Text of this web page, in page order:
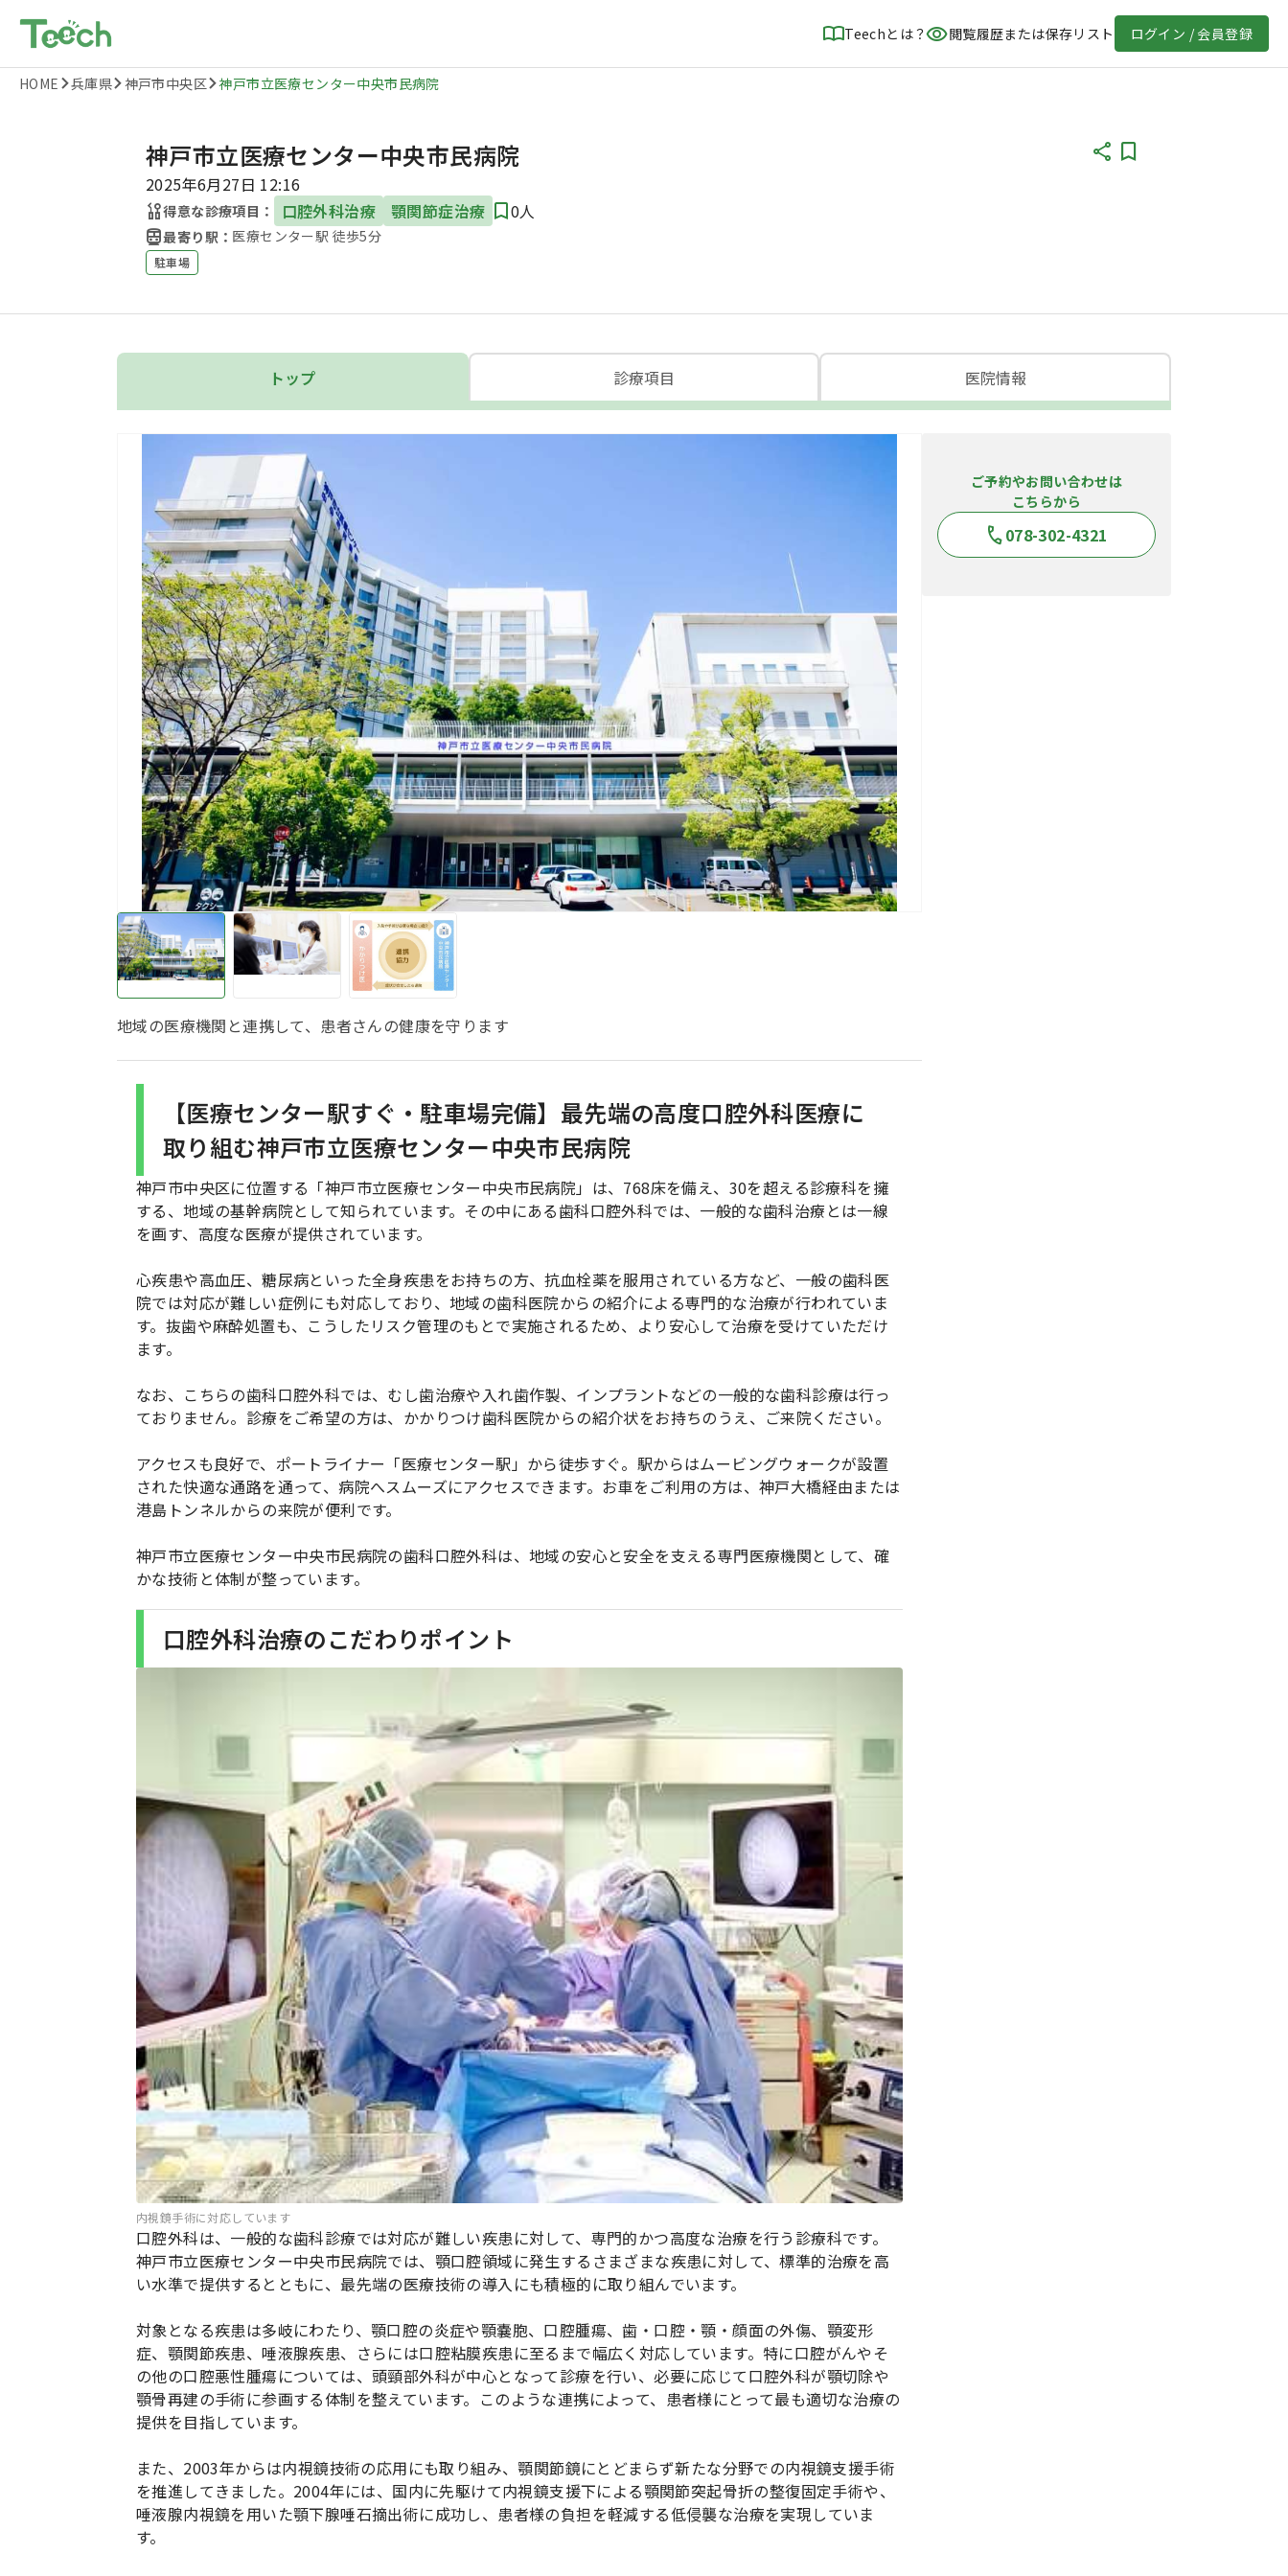
Teechとは？ 閲覧履歴または保存リスト ログイン / 会員登録
HOME 兵庫県 神戸市中央区 神戸市立医療センター中央市民病院
神戸市立医療センター中央市民病院
2025年6月27日 12:16
得意な診療項目： 口腔外科治療 顎関節症治療 0人
最寄り駅： 医療センター駅 徒歩5分
駐車場
トップ 診療項目 医院情報
地域の医療機関と連携して、患者さんの健康を守ります
【医療センター駅すぐ・駐車場完備】最先端の高度口腔外科医療に
取り組む神戸市立医療センター中央市民病院
神戸市中央区に位置する「神戸市立医療センター中央市民病院」は、768床を備え、30を超える診療科を擁
する、地域の基幹病院として知られています。その中にある歯科口腔外科では、一般的な歯科治療とは一線
を画す、高度な医療が提供されています。
心疾患や高血圧、糖尿病といった全身疾患をお持ちの方、抗血栓薬を服用されている方など、一般の歯科医
院では対応が難しい症例にも対応しており、地域の歯科医院からの紹介による専門的な治療が行われていま
す。抜歯や麻酔処置も、こうしたリスク管理のもとで実施されるため、より安心して治療を受けていただけ
ます。
なお、こちらの歯科口腔外科では、むし歯治療や入れ歯作製、インプラントなどの一般的な歯科診療は行っ
ておりません。診療をご希望の方は、かかりつけ歯科医院からの紹介状をお持ちのうえ、ご来院ください。
アクセスも良好で、ポートライナー「医療センター駅」から徒歩すぐ。駅からはムービングウォークが設置
された快適な通路を通って、病院へスムーズにアクセスできます。お車をご利用の方は、神戸大橋経由または
港島トンネルからの来院が便利です。
神戸市立医療センター中央市民病院の歯科口腔外科は、地域の安心と安全を支える専門医療機関として、確
かな技術と体制が整っています。
口腔外科治療のこだわりポイント
内視鏡手術に対応しています
口腔外科は、一般的な歯科診療では対応が難しい疾患に対して、専門的かつ高度な治療を行う診療科です。
神戸市立医療センター中央市民病院では、顎口腔領域に発生するさまざまな疾患に対して、標準的治療を高
い水準で提供するとともに、最先端の医療技術の導入にも積極的に取り組んでいます。
対象となる疾患は多岐にわたり、顎口腔の炎症や顎嚢胞、口腔腫瘍、歯・口腔・顎・顔面の外傷、顎変形
症、顎関節疾患、唾液腺疾患、さらには口腔粘膜疾患に至るまで幅広く対応しています。特に口腔がんやそ
の他の口腔悪性腫瘍については、頭頸部外科が中心となって診療を行い、必要に応じて口腔外科が顎切除や
顎骨再建の手術に参画する体制を整えています。このような連携によって、患者様にとって最も適切な治療の
提供を目指しています。
また、2003年からは内視鏡技術の応用にも取り組み、顎関節鏡にとどまらず新たな分野での内視鏡支援手術
を推進してきました。2004年には、国内に先駆けて内視鏡支援下による顎関節突起骨折の整復固定手術や、
唾液腺内視鏡を用いた顎下腺唾石摘出術に成功し、患者様の負担を軽減する低侵襲な治療を実現していま
す。
ご予約やお問い合わせは
こちらから
078-302-4321